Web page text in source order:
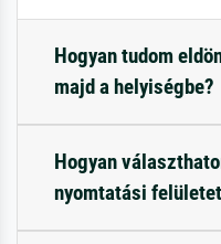
Hogyan tudom
majd a helyiségbe?
Hogyan
nyomtatási